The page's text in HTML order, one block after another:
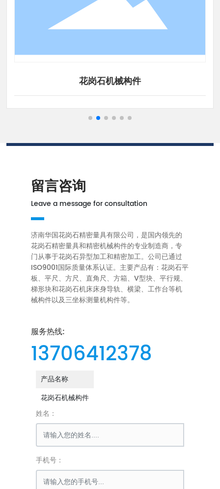
花岗石机械构件
留言咨询
Leave a message for consultation
济南华国花岗石精密量具有限公司，是国内领先的
花岗石精密量具和精密机械构件的专业制造商，专
门从事于花岗石异型加工和精密加工。公司已通过
ISO9001国际质量体系认证。主要产品有：花岗石平
板、平尺、方尺、直角尺、方箱、V型块、平行规、
梯形块和花岗石机床床身导轨、横梁、工作台等机
械构件以及三坐标测量机构件等。
服务热线:
13706412378
产品名称
花岗石机械构件
姓名：
手机号：